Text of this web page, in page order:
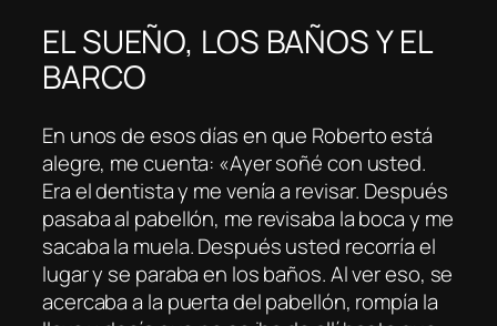
EL SUEÑO, LOS BAÑOS Y EL
BARCO
En unos de esos días en que Roberto está
alegre, me cuenta: «Ayer soñé con usted.
Era el dentista y me venía a revisar. Después
pasaba al pabellón, me revisaba la boca y me
sacaba la muela. Después usted recorría el
lugar y se paraba en los baños. Al ver eso, se
acercaba a la puerta del pabellón, rompía la